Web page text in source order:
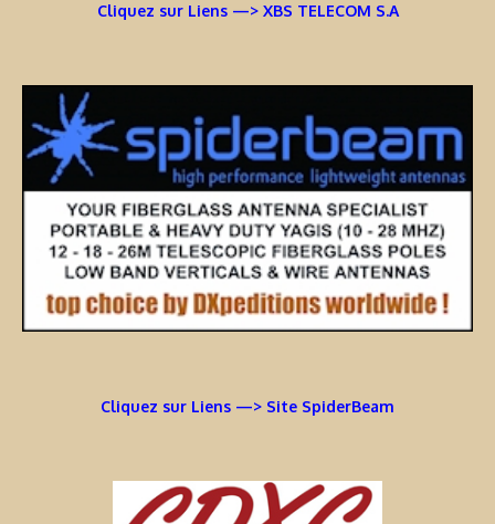
Cliquez sur Liens —> XBS TELECOM S.A
Cliquez sur Liens —> Site SpiderBeam